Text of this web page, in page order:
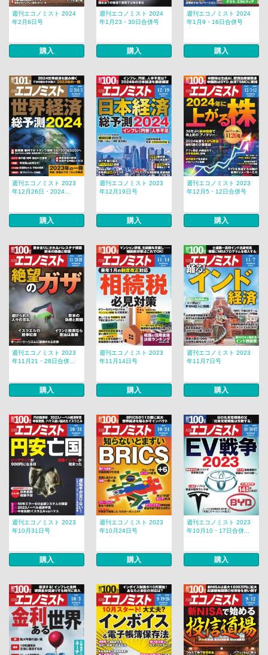
週刊エコノミスト 2024
年2月6日号
購入
週刊エコノミスト 2024
年1月23・30日合併号
購入
週刊エコノミスト 2024
年1月9・16日合併号
購入
週刊エコノミスト 2023
年12月26日・2024...
購入
週刊エコノミスト 2023
年12月19日号
購入
週刊エコノミスト 2023
年12月5・12日合併号
購入
週刊エコノミスト 2023
年11月21・28日合併...
購入
週刊エコノミスト 2023
年11月14日号
購入
週刊エコノミスト 2023
年11月7日号
購入
週刊エコノミスト 2023
年10月31日号
購入
週刊エコノミスト 2023
年10月24日号
購入
週刊エコノミスト 2023
年10月10・17日合併...
購入